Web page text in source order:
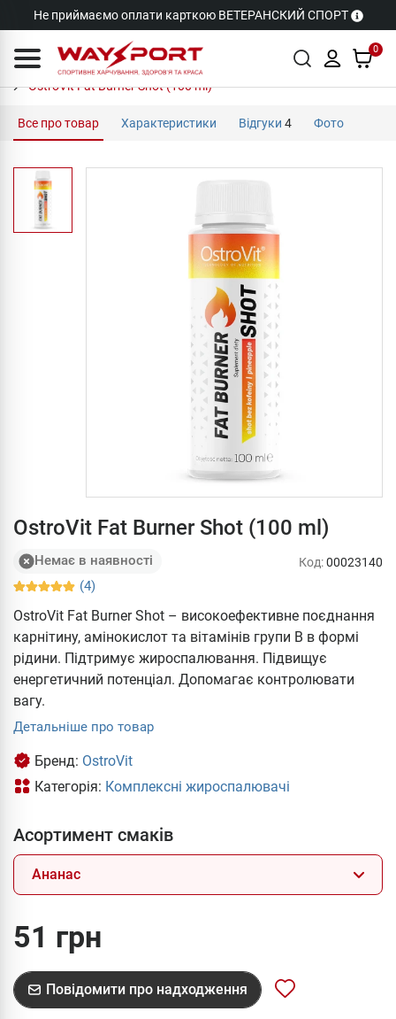
Не приймаємо оплати карткою ВЕТЕРАНСКИЙ СПОРТ
0
OstroVit Fat Burner Shot (100 ml)
Все про товар Характеристики Відгуки 4 Фото
OstroVit Fat Burner Shot (100 ml)
Немає в наявності
(4)
Код:00023140
OstroVit Fat Burner Shot – високоефективне поєднання
карнітину, амінокислот та вітамінів групи В в формі
рідини. Підтримує жироспалювання. Підвищує
енергетичний потенціал. Допомагає контролювати
вагу.
Детальніше про товар
Бренд: OstroVit
Категорія: Комплексні жироспалювачі
Асортимент смаків
Ананас
51 грн
Повідомити про надходження